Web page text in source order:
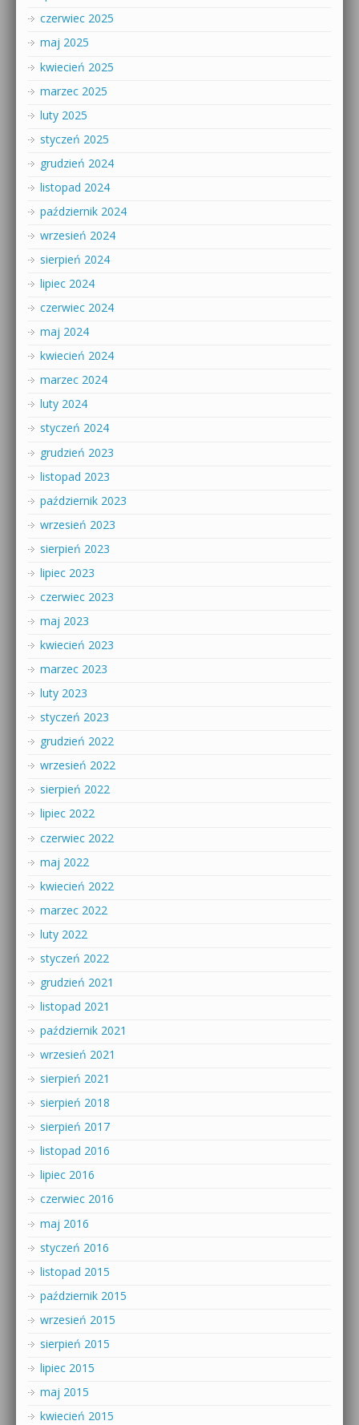
czerwiec 2025
maj 2025
kwiecień 2025
marzec 2025
luty 2025
styczeń 2025
grudzień 2024
listopad 2024
październik 2024
wrzesień 2024
sierpień 2024
lipiec 2024
czerwiec 2024
maj 2024
kwiecień 2024
marzec 2024
luty 2024
styczeń 2024
grudzień 2023
listopad 2023
październik 2023
wrzesień 2023
sierpień 2023
lipiec 2023
czerwiec 2023
maj 2023
kwiecień 2023
marzec 2023
luty 2023
styczeń 2023
grudzień 2022
wrzesień 2022
sierpień 2022
lipiec 2022
czerwiec 2022
maj 2022
kwiecień 2022
marzec 2022
luty 2022
styczeń 2022
grudzień 2021
listopad 2021
październik 2021
wrzesień 2021
sierpień 2021
sierpień 2018
sierpień 2017
listopad 2016
lipiec 2016
czerwiec 2016
maj 2016
styczeń 2016
listopad 2015
październik 2015
wrzesień 2015
sierpień 2015
lipiec 2015
maj 2015
kwiecień 2015